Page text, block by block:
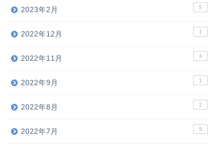
2023年2月 5
2022年12月 1
2022年11月 4
2022年9月 1
2022年8月 2
2022年7月 9